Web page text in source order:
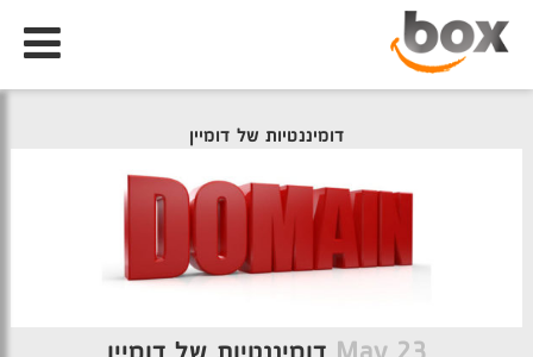
דומיננטיות של דומיין